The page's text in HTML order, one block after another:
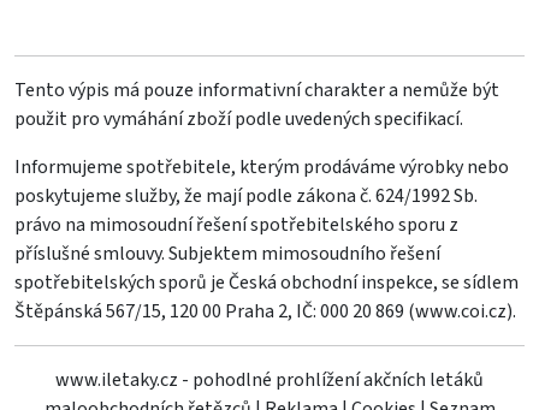
Tento výpis má pouze informativní charakter a nemůže být
použit pro vymáhání zboží podle uvedených specifikací.
Informujeme spotřebitele, kterým prodáváme výrobky nebo
poskytujeme služby, že mají podle zákona č. 624/1992 Sb.
právo na mimosoudní řešení spotřebitelského sporu z
příslušné smlouvy. Subjektem mimosoudního řešení
spotřebitelských sporů je Česká obchodní inspekce, se sídlem
Štěpánská 567/15, 120 00 Praha 2, IČ: 000 20 869 (www.coi.cz).
www.iletaky.cz - pohodlné prohlížení akčních letáků